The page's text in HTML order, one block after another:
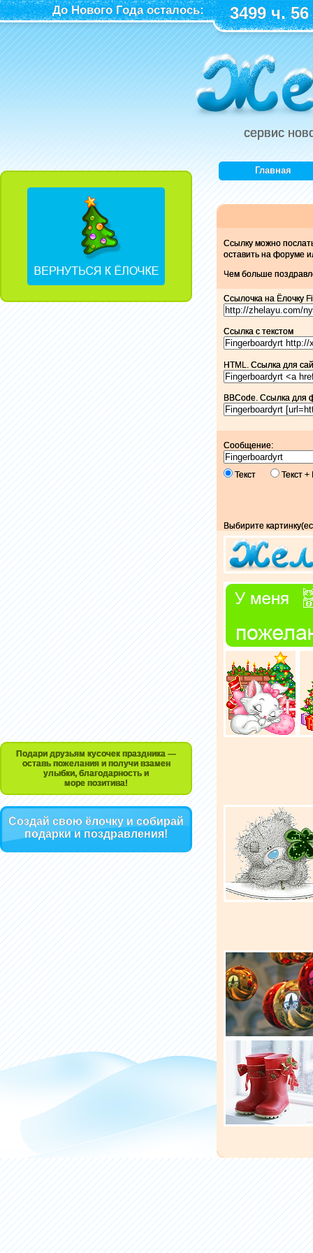
До Нового Года осталось: 3499 ч.
сервис
Подари друзьям кусочек праздника —
оставь пожелания и получи взамен
улыбки, благодарность и
море позитива!
Создай свою ёлочку и собирай
подарки и поздравления!
Главная
Ссылку можно
оставить на форуме
Чем больше
Ссылочка на Ёлочку
Ссылка c текстом
HTML. Ссылка для
BBCode. Ссылка для
Сообщение:
Текст Текст
Выбирите